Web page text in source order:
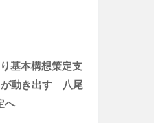
基本構想策定支
が動き出す 八尾
へ